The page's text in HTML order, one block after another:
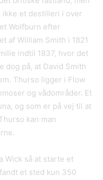
ikke et destilleri i over
Wolfburn efter
af William Smith i 1821
indtil 1837, hvor det
dog på, at David Smith
Thurso ligger i Flow
og vådområder. Et
og som er på vej til at
kan man
Wick så at starte et
et sted kun 350